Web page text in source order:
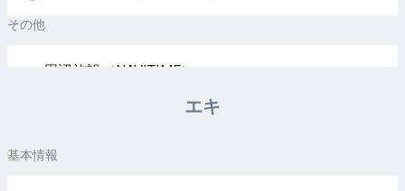
その他
周辺施設（NAVITIME）
エキ
基本情報